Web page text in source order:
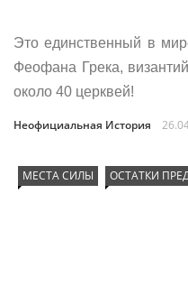
Это единственный в
Феофана Грека,
около 40 церквей!
Неофициальная История
МЕСТА СИЛЫ ОСТАТКИ